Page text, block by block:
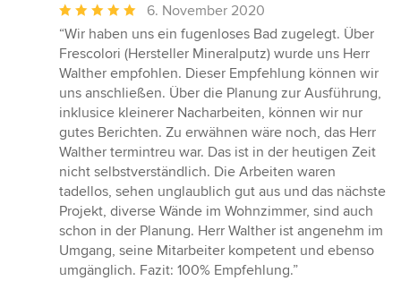
Durchschnittliche
Bewertung:
5
von
5
Sternen
6. November 2020
“Wir haben uns ein fugenloses Bad zugelegt. Über
Frescolori (Hersteller Mineralputz) wurde uns Herr
Walther empfohlen. Dieser Empfehlung können wir
uns anschließen. Über die Planung zur Ausführung,
inklusice kleinerer Nacharbeiten, können wir nur
gutes Berichten. Zu erwähnen wäre noch, das Herr
Walther termintreu war. Das ist in der heutigen Zeit
nicht selbstverständlich. Die Arbeiten waren
tadellos, sehen unglaublich gut aus und das nächste
Projekt, diverse Wände im Wohnzimmer, sind auch
schon in der Planung. Herr Walther ist angenehm im
Umgang, seine Mitarbeiter kompetent und ebenso
umgänglich. Fazit: 100% Empfehlung.”